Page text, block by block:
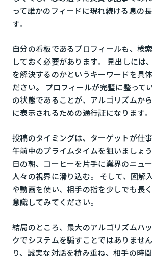
って誰かのフィードに現れ続ける息の
す。
自分の看板であるプロフィールも、検
しておく必要があります。 見出しには
を解決するのかというキーワードを具
ださい。 プロフィールが完璧に整って
の状態であることが、アルゴリズムか
に表示されるための通行証になります。
投稿のタイミングは、ターゲットが仕
午前中のプライムタイムを狙いましょ
日の朝、コーヒーを片手に業界のニュ
人々の視界に滑り込む。 そして、図解
や動画を使い、相手の指を少しでも長
意識してみてください。
結局のところ、最大のアルゴリズムハ
クでシステムを騙すことではありませ
り、誠実な対話を積み重ね、相手の時